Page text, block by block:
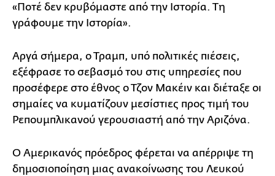
«Ποτέ δεν κρυβόμαστε από την Ιστορία. Τη
γράφουμε την Ιστορία».
Αργά σήμερα, ο Τραμπ, υπό πολιτικές πιέσεις,
εξέφρασε το σεβασμό του στις υπηρεσίες που
προσέφερε στο έθνος ο Τζον Μακέιν και διέταξε οι
σημαίες να κυματίζουν μεσίστιες προς τιμή του
Ρεπουμπλικανού γερουσιαστή από την Αριζόνα.
Ο Αμερικανός πρόεδρος φέρεται να απέρριψε τη
δημοσιοποίηση μιας ανακοίνωσης του Λευκού